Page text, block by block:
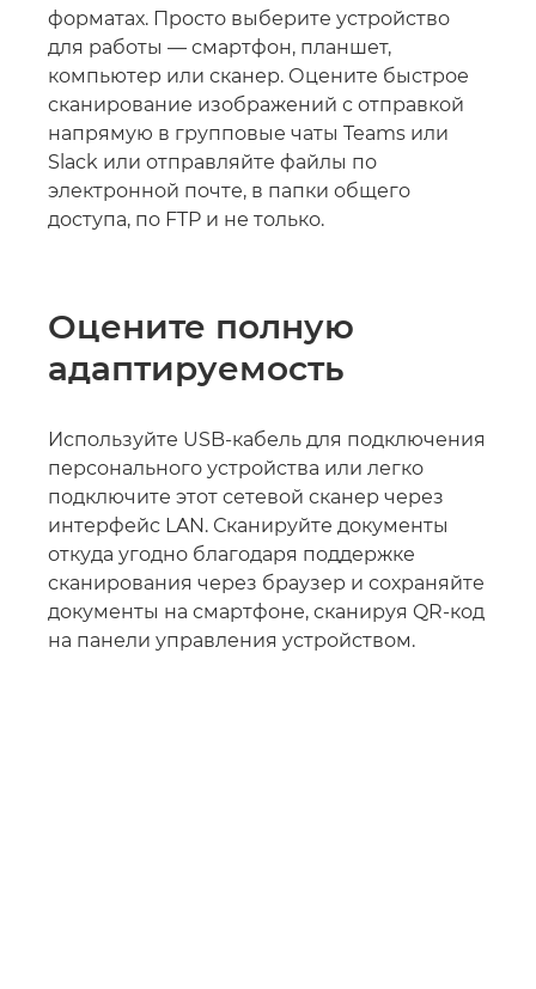
форматах. Просто выберите устройство
для работы — смартфон, планшет,
компьютер или сканер. Оцените быстрое
сканирование изображений с отправкой
напрямую в групповые чаты Teams или
Slack или отправляйте файлы по
электронной почте, в папки общего
доступа, по FTP и не только.
Оцените полную
адаптируемость
Используйте USB-кабель для подключения
персонального устройства или легко
подключите этот сетевой сканер через
интерфейс LAN. Сканируйте документы
откуда угодно благодаря поддержке
сканирования через браузер и сохраняйте
документы на смартфоне, сканируя QR-код
на панели управления устройством.